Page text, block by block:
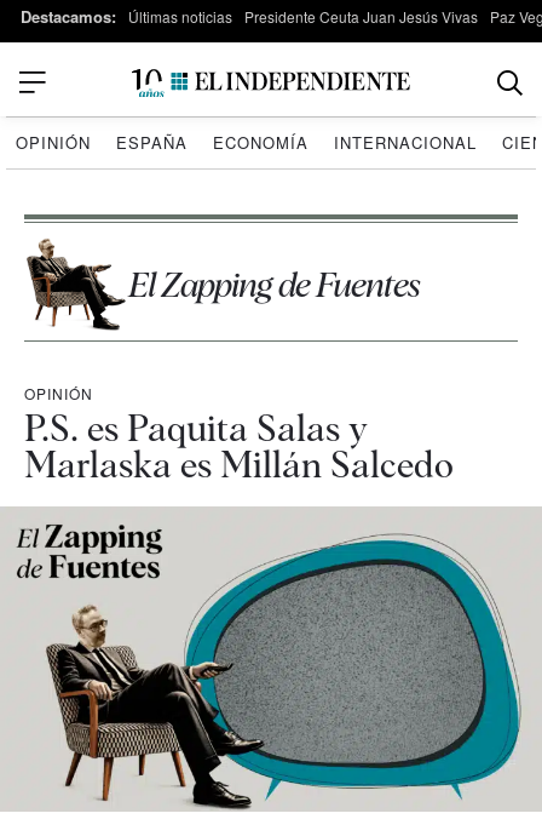
Destacamos: Últimas noticias Presidente Ceuta Juan Jesús Vivas Paz
OPINIÓN ESPAÑA ECONOMÍA INTERNACIONAL
El Zapping de Fuentes
OPINIÓN
P.S. es Paquita Salas y
Marlaska es Millán Salcedo